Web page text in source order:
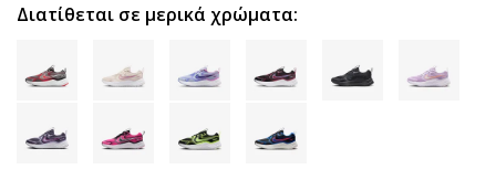
Διατίθεται σε μερικά χρώματα: